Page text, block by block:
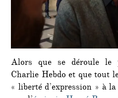
Alors que se déroule le
Charlie Hebdo et que tout
« liberté d’expression » à